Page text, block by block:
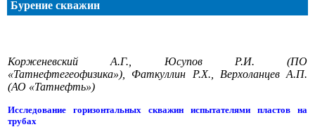
Бурение скважин
Корженевский А.Г., Юсупов Р.И. (ПО
«Татнефтегеофизика»), Фаткуллин Р.Х., Верхоланцев А.П.
(АО «Татнефть»)
Исследование горизонтальных скважин испытателями пластов на
трубах